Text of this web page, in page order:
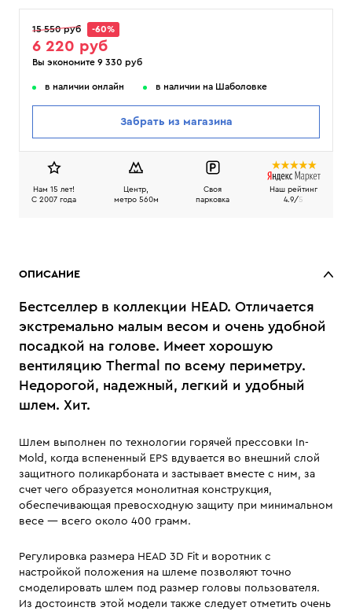
15 550 руб -60%
6 220 руб
Вы экономите 9 330 руб
в наличии онлайн в наличии на Шаболовке
Забрать из магазина
Нам 15 лет!
C 2007 года
Центр,
метро 560м
Своя
парковка
Наш рейтинг
4.9/5
ОПИСАНИЕ
Бестселлер в коллекции HEAD. Отличается
экстремально малым весом и очень удобной
посадкой на голове. Имеет хорошую
вентиляцию Thermal по всему периметру.
Недорогой, надежный, легкий и удобный
шлем. Хит.
Шлем выполнен по технологии горячей прессовки In-
Mold, когда вспененный EPS вдувается во внешний слой
защитного поликарбоната и застывает вместе с ним, за
счет чего образуется монолитная конструкция,
обеспечивающая превосходную защиту при минимальном
весе — всего около 400 грамм.
Регулировка размера HEAD 3D Fit и воротник с
настройкой положения на шлеме позволяют точно
смоделировать шлем под размер головы пользователя.
Из достоинств этой модели также следует отметить очень